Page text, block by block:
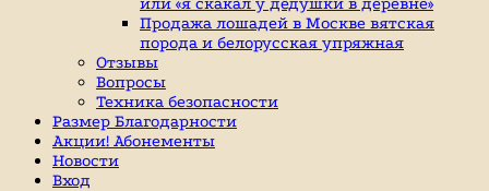
Продажа лошадей в Москве вятская
порода и белорусская упряжная
Отзывы
Вопросы
Техника безопасности
Размер Благодарности
Акции! Абонементы
Новости
Вход